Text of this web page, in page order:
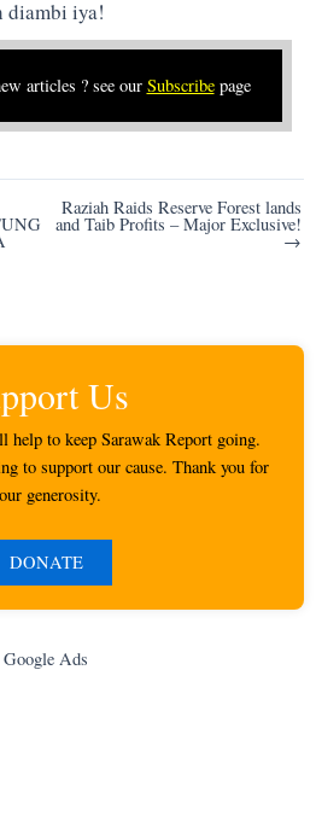
diambi iya!
articles ? see our Subscribepage
Raziah Raids Reserve Forest lands
and Taib Profits – Major Exclusive!
→
Us
to keep Sarawak Report going.
to support our cause. Thank you for
generosity.
DONATE
Google Ads